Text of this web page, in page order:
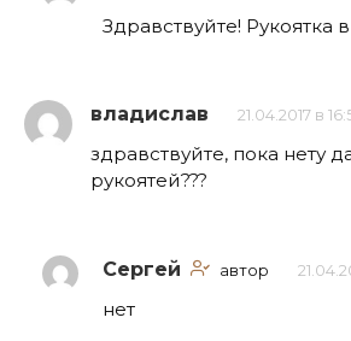
Здравствуйте! Рукоятка
владислав 21.04.2017 в
здравствуйте, пока нету
рукоятей???
Сергей автор
нет